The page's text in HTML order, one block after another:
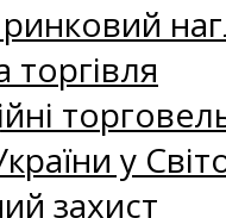
у
захист